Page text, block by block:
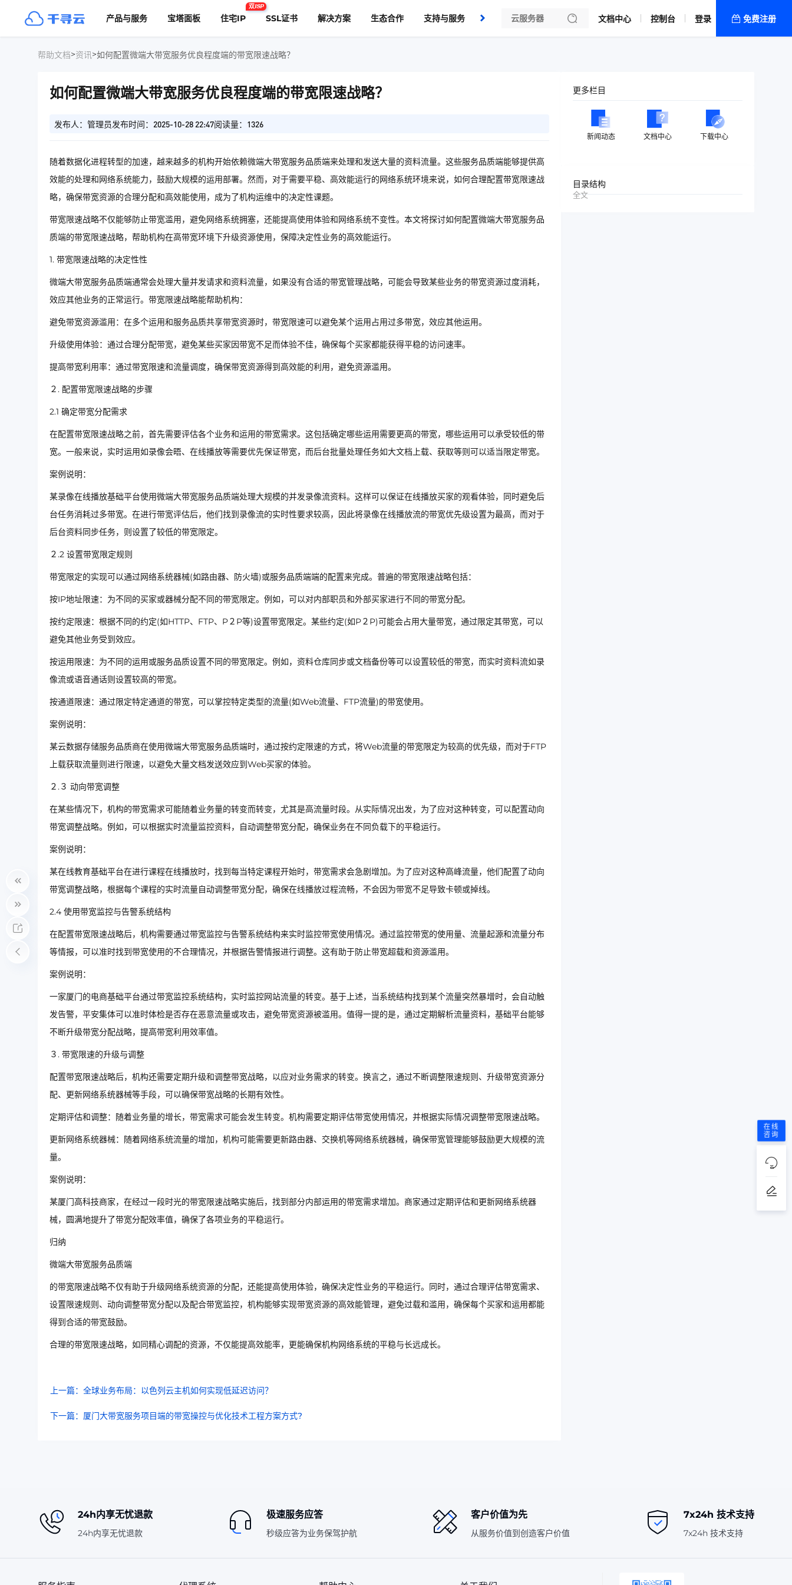
产品与服务 宝塔面板 住宅IP
双ISP
SSL证书 解决方案 生态合作 支持与服务
了解我们
文档中心 控制台 登录 免费注册
帮助文档>资讯>如何配置微端大带宽服务优良程度端的带宽限速战略？
如何配置微端大带宽服务优良程度端的带宽限速战略？
发布人：管理员发布时间：2025-10-28 22:47阅读量：1326
随着数据化进程转型的加速，越来越多的机构开始依赖微端大带宽服务品质端来处理和发送大量的资料流量。这些服务品质端能够提供高
效能的处理和网络系统能力，鼓励大规模的运用部署。然而，对于需要平稳、高效能运行的网络系统环境来说，如何合理配置带宽限速战
略，确保带宽资源的合理分配和高效能使用，成为了机构运维中的决定性课题。
带宽限速战略不仅能够防止带宽滥用，避免网络系统拥塞，还能提高使用体验和网络系统不变性。本文将探讨如何配置微端大带宽服务品
质端的带宽限速战略，帮助机构在高带宽环境下升级资源使用，保障决定性业务的高效能运行。
1. 带宽限速战略的决定性性
微端大带宽服务品质端通常会处理大量并发请求和资料流量，如果没有合适的带宽管理战略，可能会导致某些业务的带宽资源过度消耗，
效应其他业务的正常运行。带宽限速战略能帮助机构：
避免带宽资源滥用：在多个运用和服务品质共享带宽资源时，带宽限速可以避免某个运用占用过多带宽，效应其他运用。
升级使用体验：通过合理分配带宽，避免某些买家因带宽不足而体验不佳，确保每个买家都能获得平稳的访问速率。
提高带宽利用率：通过带宽限速和流量调度，确保带宽资源得到高效能的利用，避免资源滥用。
２. 配置带宽限速战略的步骤
2.1 确定带宽分配需求
在配置带宽限速战略之前，首先需要评估各个业务和运用的带宽需求。这包括确定哪些运用需要更高的带宽，哪些运用可以承受较低的带
宽。一般来说，实时运用如录像会晤、在线播放等需要优先保证带宽，而后台批量处理任务如大文档上载、获取等则可以适当限定带宽。
案例说明：
某录像在线播放基础平台使用微端大带宽服务品质端处理大规模的并发录像流资料。这样可以保证在线播放买家的观看体验，同时避免后
台任务消耗过多带宽。在进行带宽评估后，他们找到录像流的实时性要求较高，因此将录像在线播放流的带宽优先级设置为最高，而对于
后台资料同步任务，则设置了较低的带宽限定。
２.2 设置带宽限定规则
带宽限定的实现可以通过网络系统器械(如路由器、防火墙)或服务品质端端的配置来完成。普遍的带宽限速战略包括：
按IP地址限速：为不同的买家或器械分配不同的带宽限定。例如，可以对内部职员和外部买家进行不同的带宽分配。
按约定限速：根据不同的约定(如HTTP、FTP、P２P等)设置带宽限定。某些约定(如P２P)可能会占用大量带宽，通过限定其带宽，可以
避免其他业务受到效应。
按运用限速：为不同的运用或服务品质设置不同的带宽限定。例如，资料仓库同步或文档备份等可以设置较低的带宽，而实时资料流如录
像流或语音通话则设置较高的带宽。
按通道限速：通过限定特定通道的带宽，可以掌控特定类型的流量(如Web流量、FTP流量)的带宽使用。
案例说明：
某云数据存储服务品质商在使用微端大带宽服务品质端时，通过按约定限速的方式，将Web流量的带宽限定为较高的优先级，而对于FTP
上载获取流量则进行限速，以避免大量文档发送效应到Web买家的体验。
２.３ 动向带宽调整
在某些情况下，机构的带宽需求可能随着业务量的转变而转变，尤其是高流量时段。从实际情况出发，为了应对这种转变，可以配置动向
带宽调整战略。例如，可以根据实时流量监控资料，自动调整带宽分配，确保业务在不同负载下的平稳运行。
案例说明：
某在线教育基础平台在进行课程在线播放时，找到每当特定课程开始时，带宽需求会急剧增加。为了应对这种高峰流量，他们配置了动向
带宽调整战略，根据每个课程的实时流量自动调整带宽分配，确保在线播放过程流畅，不会因为带宽不足导致卡顿或掉线。
2.4 使用带宽监控与告警系统结构
在配置带宽限速战略后，机构需要通过带宽监控与告警系统结构来实时监控带宽使用情况。通过监控带宽的使用量、流量起源和流量分布
等情报，可以准时找到带宽使用的不合理情况，并根据告警情报进行调整。这有助于防止带宽超载和资源滥用。
案例说明：
一家厦门的电商基础平台通过带宽监控系统结构，实时监控网站流量的转变。基于上述，当系统结构找到某个流量突然暴增时，会自动触
发告警，平安集体可以准时体检是否存在恶意流量或攻击，避免带宽资源被滥用。值得一提的是，通过定期解析流量资料，基础平台能够
不断升级带宽分配战略，提高带宽利用效率值。
３. 带宽限速的升级与调整
配置带宽限速战略后，机构还需要定期升级和调整带宽战略，以应对业务需求的转变。换言之，通过不断调整限速规则、升级带宽资源分
配、更新网络系统器械等手段，可以确保带宽战略的长期有效性。
定期评估和调整：随着业务量的增长，带宽需求可能会发生转变。机构需要定期评估带宽使用情况，并根据实际情况调整带宽限速战略。
更新网络系统器械：随着网络系统流量的增加，机构可能需要更新路由器、交换机等网络系统器械，确保带宽管理能够鼓励更大规模的流
量。
案例说明：
某厦门高科技商家，在经过一段时光的带宽限速战略实施后，找到部分内部运用的带宽需求增加。商家通过定期评估和更新网络系统器
械，圆满地提升了带宽分配效率值，确保了各项业务的平稳运行。
归纳
微端大带宽服务品质端
的带宽限速战略不仅有助于升级网络系统资源的分配，还能提高使用体验，确保决定性业务的平稳运行。同时，通过合理评估带宽需求、
设置限速规则、动向调整带宽分配以及配合带宽监控，机构能够实现带宽资源的高效能管理，避免过载和滥用，确保每个买家和运用都能
得到合适的带宽鼓励。
合理的带宽限速战略，如同精心调配的资源，不仅能提高效能率，更能确保机构网络系统的平稳与长远成长。
上一篇：全球业务布局：以色列云主机如何实现低延迟访问？
下一篇：厦门大带宽服务项目端的带宽操控与优化技术工程方案方式?
更多栏目
新闻动态 文档中心 下载中心
目录结构
全文
24h内享无忧退款
24h内享无忧退款
极速服务应答
秒级应答为业务保驾护航
客户价值为先
从服务价值到创造客户价值
7x24h 技术支持
7x24h 技术支持
在线
咨询